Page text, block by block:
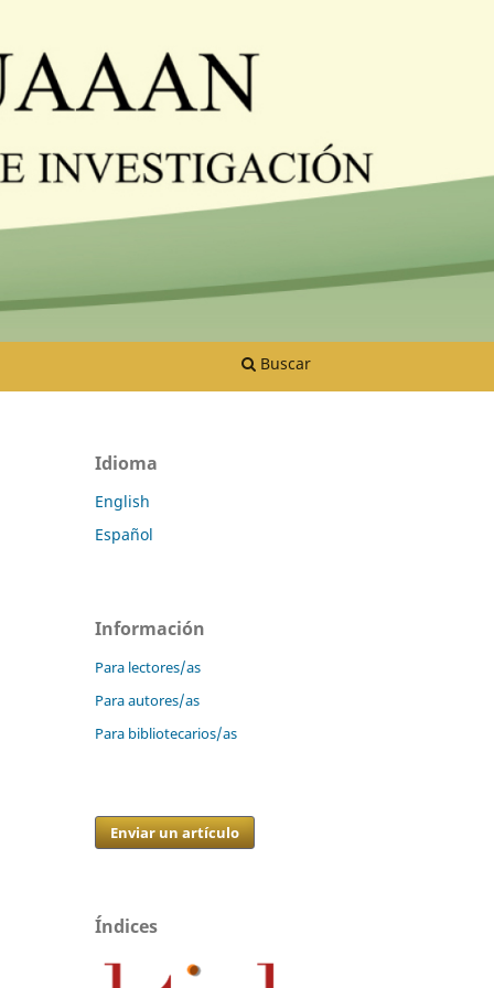
Buscar
Idioma
English
Español
Información
Para lectores/as
Para autores/as
Para bibliotecarios/as
Enviar un artículo
Índices